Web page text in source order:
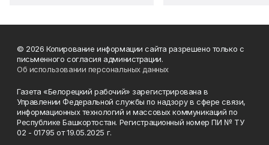
© 2026 Копирование информации сайта разрешено только с
письменного согласия администрации.
Об использовании персональных данных
Газета «Белорецкий рабочий» зарегистрирована в
Управлении Федеральной службы по надзору в сфере связи,
информационных технологий и массовых коммуникаций по
Республике Башкортостан. Регистрационный номер ПИ № ТУ
02 - 01795 от 19.05.2025 г.